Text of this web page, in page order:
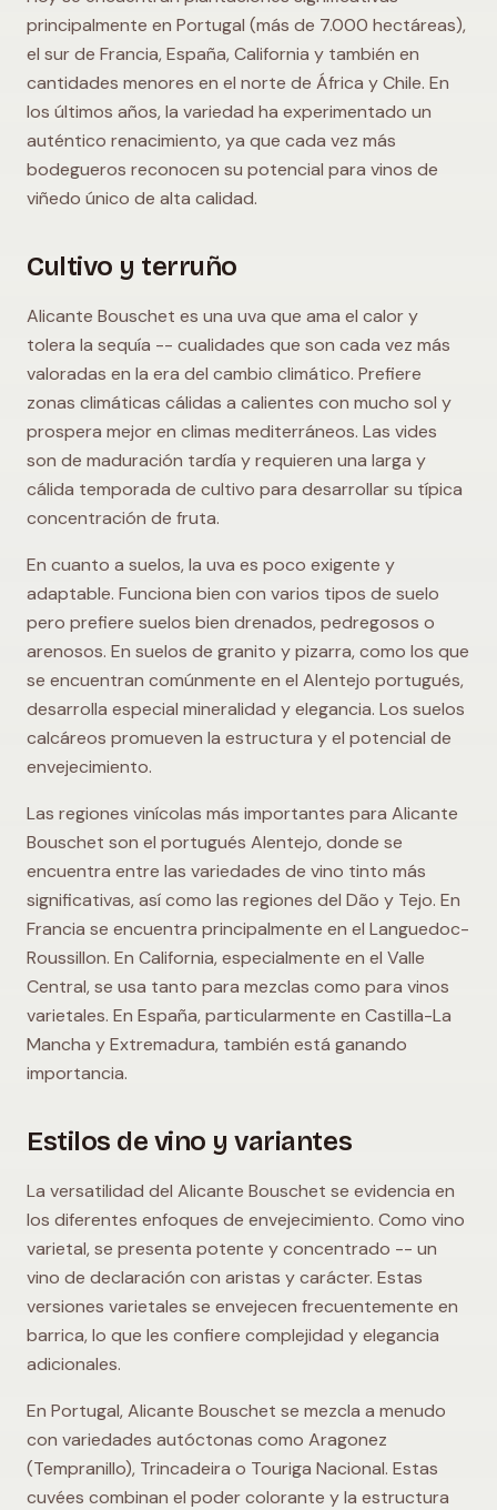
principalmente en Portugal (más de 7.000 hectáreas),
el sur de Francia, España, California y también en
cantidades menores en el norte de África y Chile. En
los últimos años, la variedad ha experimentado un
auténtico renacimiento, ya que cada vez más
bodegueros reconocen su potencial para vinos de
viñedo único de alta calidad.
Cultivo y terruño
Alicante Bouschet es una uva que ama el calor y
tolera la sequía -- cualidades que son cada vez más
valoradas en la era del cambio climático. Prefiere
zonas climáticas cálidas a calientes con mucho sol y
prospera mejor en climas mediterráneos. Las vides
son de maduración tardía y requieren una larga y
cálida temporada de cultivo para desarrollar su típica
concentración de fruta.
En cuanto a suelos, la uva es poco exigente y
adaptable. Funciona bien con varios tipos de suelo
pero prefiere suelos bien drenados, pedregosos o
arenosos. En suelos de granito y pizarra, como los que
se encuentran comúnmente en el Alentejo portugués,
desarrolla especial mineralidad y elegancia. Los suelos
calcáreos promueven la estructura y el potencial de
envejecimiento.
Las regiones vinícolas más importantes para Alicante
Bouschet son el portugués Alentejo, donde se
encuentra entre las variedades de vino tinto más
significativas, así como las regiones del Dão y Tejo. En
Francia se encuentra principalmente en el Languedoc-
Roussillon. En California, especialmente en el Valle
Central, se usa tanto para mezclas como para vinos
varietales. En España, particularmente en Castilla-La
Mancha y Extremadura, también está ganando
importancia.
Estilos de vino y variantes
La versatilidad del Alicante Bouschet se evidencia en
los diferentes enfoques de envejecimiento. Como vino
varietal, se presenta potente y concentrado -- un
vino de declaración con aristas y carácter. Estas
versiones varietales se envejecen frecuentemente en
barrica, lo que les confiere complejidad y elegancia
adicionales.
En Portugal, Alicante Bouschet se mezcla a menudo
con variedades autóctonas como Aragonez
(Tempranillo), Trincadeira o Touriga Nacional. Estas
cuvées combinan el poder colorante y la estructura